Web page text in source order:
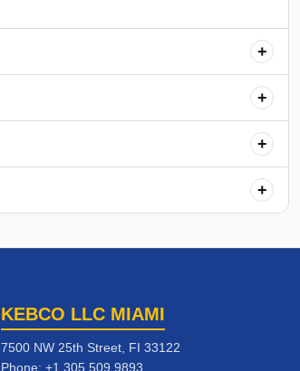
+
+
+
+
KEBCO LLC MIAMI
7500 NW 25th Street, FI 33122
Phone: +1 305 509 9893